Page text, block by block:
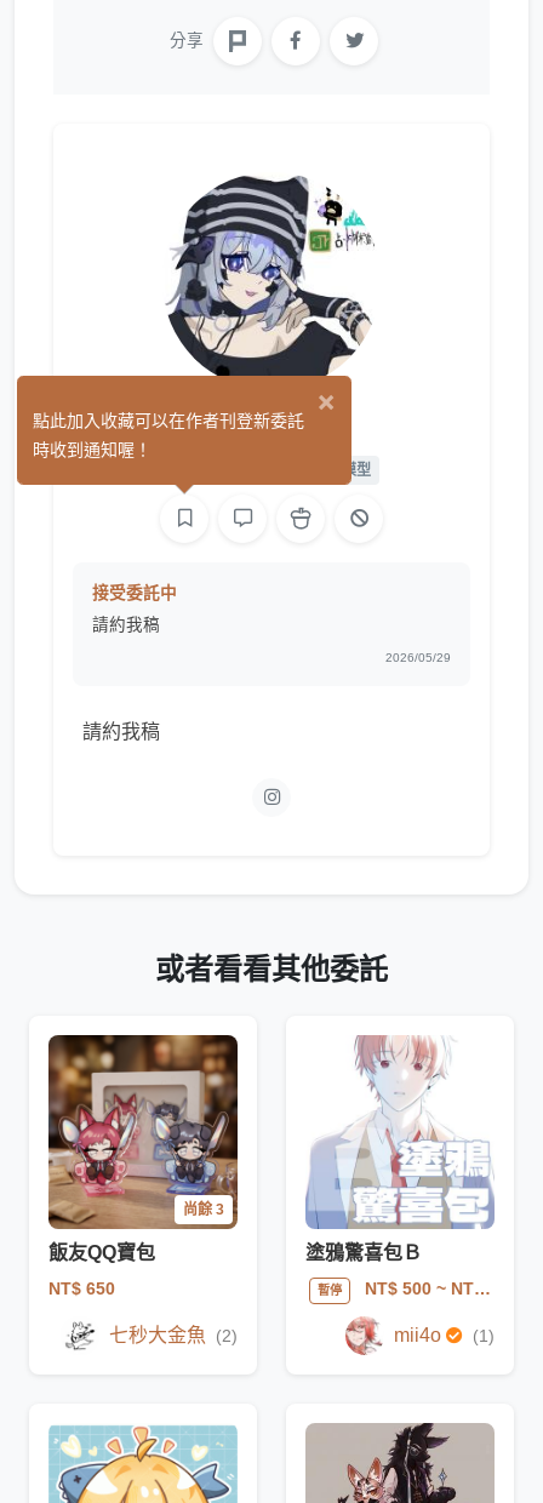
分享
LittleHS
L2D 模型
接受委託中
請約我稿
2026/05/29
請約我稿
或者看看其他委託
尚餘 3
飯友QQ寶包
NT$ 650
七秒大金魚 (2)
塗鴉驚喜包Ｂ
暫停 NT$ 500~ NT$ 1700
mii4o (1)
×
點此加入收藏可以在作者刊登新委託
時收到通知喔！